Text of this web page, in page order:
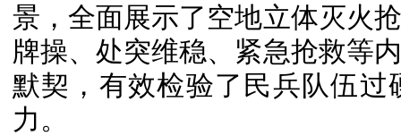
景，全面展示了空地立体灭火
牌操、处突维稳、紧急抢救等
默契，有效检验了民兵队伍
力。